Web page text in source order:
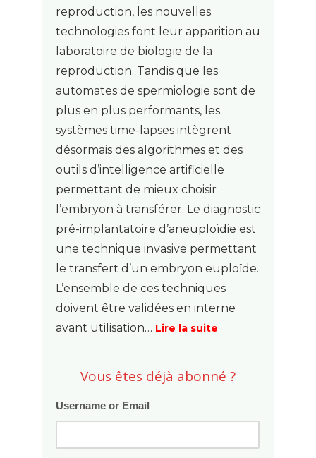
reproduction, les nouvelles
technologies font leur apparition au
laboratoire de biologie de la
reproduction. Tandis que les
automates de spermiologie sont de
plus en plus performants, les
systèmes time-lapses intègrent
désormais des algorithmes et des
outils d’intelligence artificielle
permettant de mieux choisir
l’embryon à transférer. Le diagnostic
pré-implantatoire d’aneuploïdie est
une technique invasive permettant
le transfert d’un embryon euploïde.
L’ensemble de ces techniques
doivent être validées en interne
avant utilisation… Lire la suite
Vous êtes déjà abonné ?
Username or Email